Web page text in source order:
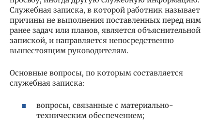
Служебная записка, в которой работник называет
причины не выполнения поставленных перед ним
ранее задач или планов, является объяснительной
запиской, и направляется непосредственно
вышестоящим руководителям.
Основные вопросы, по которым составляется
служебная записка:
вопросы, связанные с материально-
техническим обеспечением;